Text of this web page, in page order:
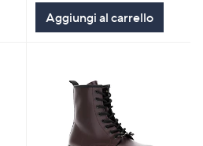
Stars
Aggiungi al carrello